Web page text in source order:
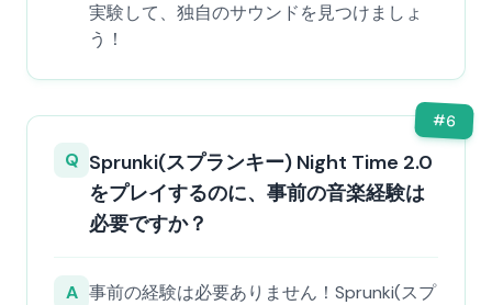
実験して、独自のサウンドを見つけましょ
う！
#6
Q Sprunki(スプランキー) Night Time 2.0
をプレイするのに、事前の音楽経験は
必要ですか？
A 事前の経験は必要ありません！Sprunki(スプ